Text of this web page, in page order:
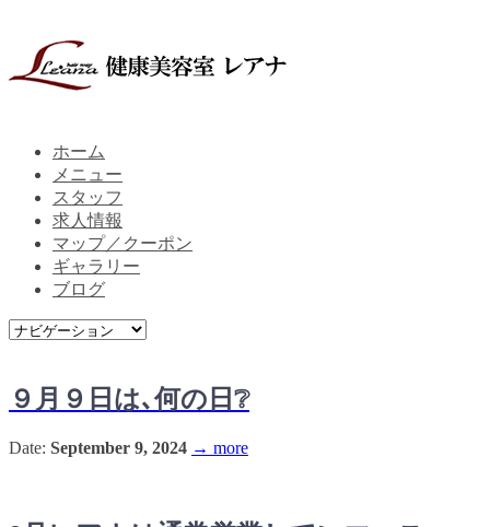
ホーム
メニュー
スタッフ
求人情報
マップ／クーポン
ギャラリー
ブログ
９月９日は､何の日❔
Date: September 9, 2024 → more